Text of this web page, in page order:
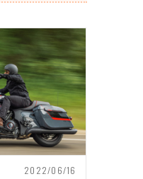
2022/06/16